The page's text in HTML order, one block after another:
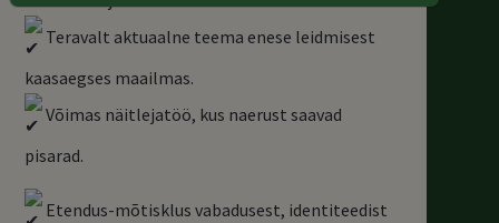
Teravalt aktuaalne teema enese leidmisest
kaasaegses maailmas.
Võimas näitlejatöö, kus naerust saavad
pisarad.
Etendus-mõtisklus vabadusest, identiteedist